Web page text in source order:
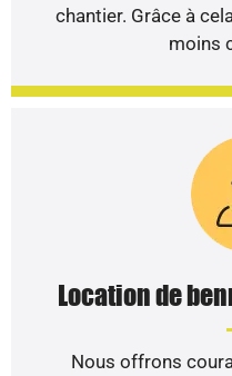
chantier. Grâce à
moins
Location de
Nous offrons